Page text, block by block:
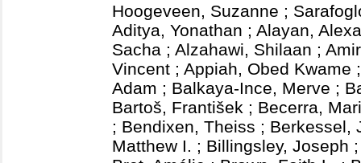
Hoogeveen, Suzanne ;
Aditya, Yonathan ; Alayan,
Sacha ; Alzahawi, Shilaan ;
Vincent ; Appiah, Obed Kwame
Adam ; Balkaya-Ince, Merve ;
Bartoš, František ; Becerra,
; Bendixen, Theiss ; Berkessel,
Matthew I. ; Billingsley, Joseph